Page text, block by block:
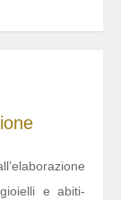
e abiti-